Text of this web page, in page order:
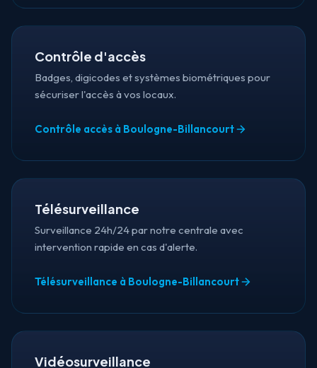
Contrôle d'accès
Badges, digicodes et systèmes biométriques pour
sécuriser l'accès à vos locaux.
Contrôle accès à Boulogne-Billancourt
Télésurveillance
Surveillance 24h/24 par notre centrale avec
intervention rapide en cas d'alerte.
Télésurveillance à Boulogne-Billancourt
Vidéosurveillance